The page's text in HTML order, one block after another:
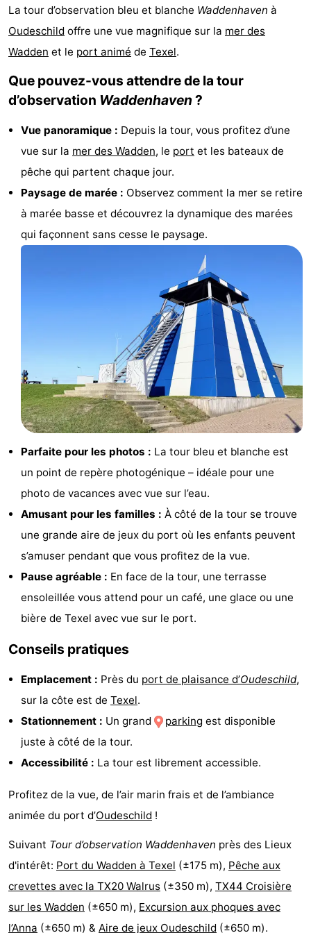
Koog
Oudeschild
-
De
Waal
-
Oosterend
Nature
points
vue
Appartements
Bosch
Zeezicht
Strandplevier
Campings
Chambre
d'hôtes
Chaumières
't
-
Hoogelandt
Beach
Park
Texel
-
Buytenveldt
De
Krim
-
EuroParcs
Texel
Kustpark
Texel
Sluftervallei
Strandhuys
-
Villapark
Texel
-
Vogelmient
Last
minutes
Plages
Voir
La tour d’observation bleu et blanche Waddenhaven à
Oudeschild offre une vue magnifique sur la mer des
Wadden et le port animé de Texel.
Que pouvez-vous attendre de la tour
d’observation Waddenhaven ?
Vue panoramique : Depuis la tour, vous profitez d’une
vue sur la mer des Wadden, le port et les bateaux de
pêche qui partent chaque jour.
Paysage de marée : Observez comment la mer se retire
à marée basse et découvrez la dynamique des marées
qui façonnent sans cesse le paysage.
Parfaite pour les photos : La tour bleu et blanche est
un point de repère photogénique – idéale pour une
photo de vacances avec vue sur l’eau.
Amusant pour les familles : À côté de la tour se trouve
une grande aire de jeux du port où les enfants peuvent
s’amuser pendant que vous profitez de la vue.
Pause agréable : En face de la tour, une terrasse
ensoleillée vous attend pour un café, une glace ou une
bière de Texel avec vue sur le port.
Conseils pratiques
Emplacement : Près du port de plaisance d’Oudeschild,
sur la côte est de Texel.
Stationnement : Un grand parking est disponible
juste à côté de la tour.
Accessibilité : La tour est librement accessible.
Profitez de la vue, de l’air marin frais et de l’ambiance
animée du port d’Oudeschild !
Suivant Tour d’observation Waddenhaven près des Lieux
d'intérêt: Port du Wadden à Texel (±175 m), Pêche aux
crevettes avec la TX20 Walrus (±350 m), TX44 Croisière
sur les Wadden (±650 m), Excursion aux phoques avec
l’Anna (±650 m) & Aire de jeux Oudeschild (±650 m).